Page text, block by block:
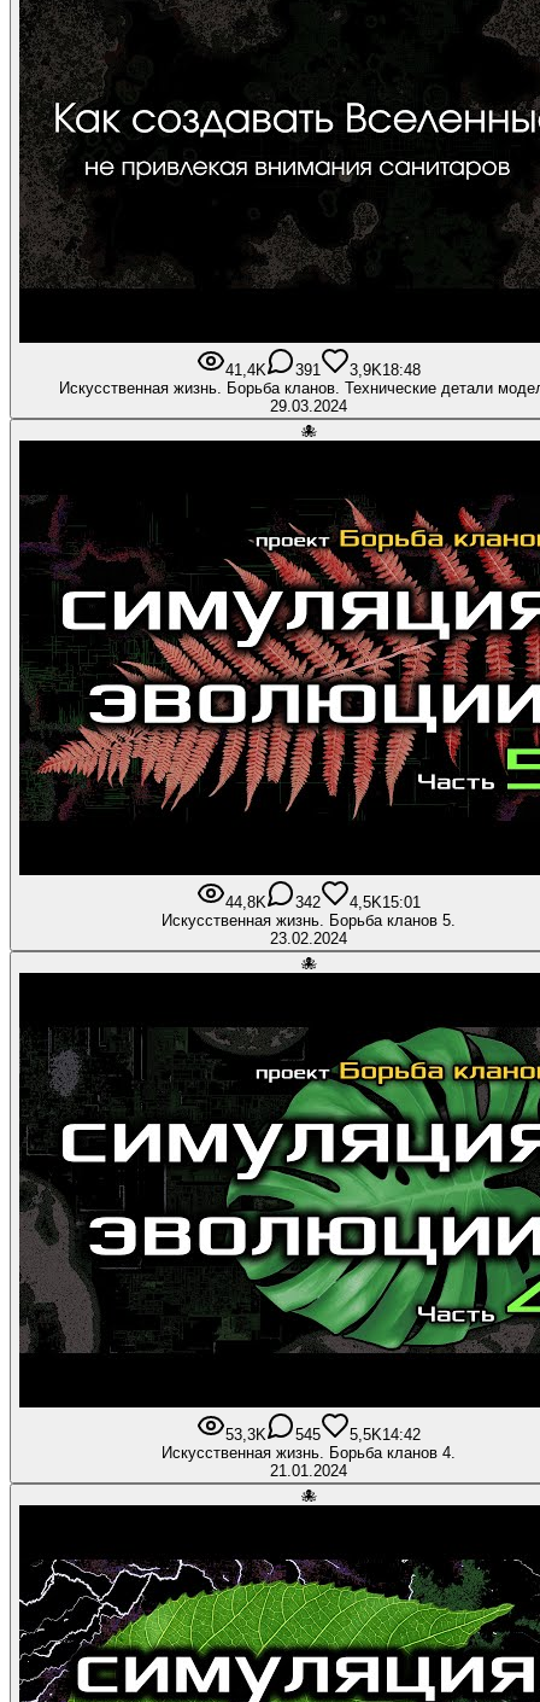
41,4K 391 3,9K18:48
Искусственная жизнь. Борьба кланов. Технические детали
29.03.2024
🐙
44,8K 342 4,5K15:01
Искусственная жизнь. Борьба кланов 5.
23.02.2024
🐙
53,3K 545 5,5K14:42
Искусственная жизнь. Борьба кланов 4.
21.01.2024
🐙